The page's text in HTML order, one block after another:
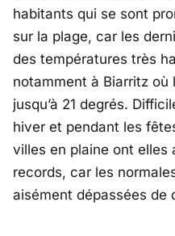
habitants qui se sont
sur la plage, car les
des températures très
notamment à Biarritz où
jusqu’à 21 degrés.
hiver et pendant les
villes en plaine ont elles
records, car les
aisément dépassées de